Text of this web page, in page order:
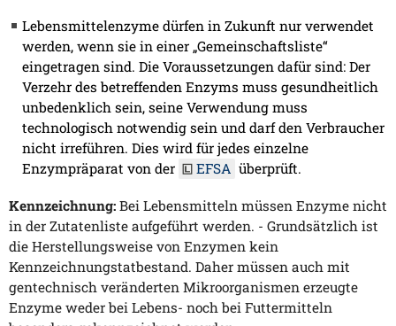
Lebensmittelenzyme dürfen in Zukunft nur verwendet
werden, wenn sie in einer „Gemeinschaftsliste“
eingetragen sind. Die Voraussetzungen dafür sind: Der
Verzehr des betreffenden Enzyms muss gesundheitlich
unbedenklich sein, seine Verwendung muss
technologisch notwendig sein und darf den Verbraucher
nicht irreführen. Dies wird für jedes einzelne
Enzympräparat von der
EFSA überprüft.
Kennzeichnung: Bei Lebensmitteln müssen Enzyme nicht
in der Zutatenliste aufgeführt werden. - Grundsätzlich ist
die Herstellungsweise von Enzymen kein
Kennzeichnungstatbestand. Daher müssen auch mit
gentechnisch veränderten Mikroorganismen erzeugte
Enzyme weder bei Lebens- noch bei Futtermitteln